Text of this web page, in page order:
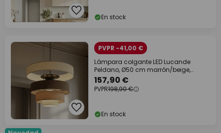
En stock
PVPR -41,00 €
Lámpara colgante LED Lucande
Peldano, Ø50 cm marrón/beige,
atenuable
157,90 €
PVPR198,90 €
En stock